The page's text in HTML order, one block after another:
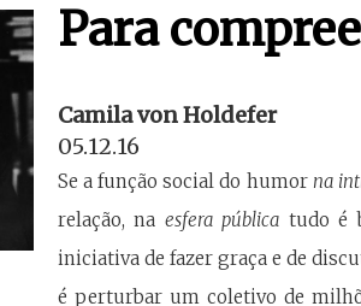
Para
Camila von Holdefer
05.12.16
Se a função social do humor na
relação, na esfera pública tudo é
iniciativa de fazer graça e de
é perturbar um coletivo de